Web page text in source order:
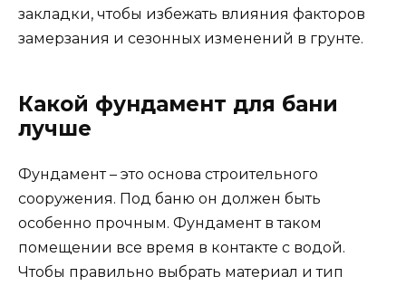
закладки, чтобы избежать влияния факторов
замерзания и сезонных изменений в грунте.
Какой фундамент для бани
лучше
Фундамент – это основа строительного
сооружения. Под баню он должен быть
особенно прочным. Фундамент в таком
помещении все время в контакте с водой.
Чтобы правильно выбрать материал и тип